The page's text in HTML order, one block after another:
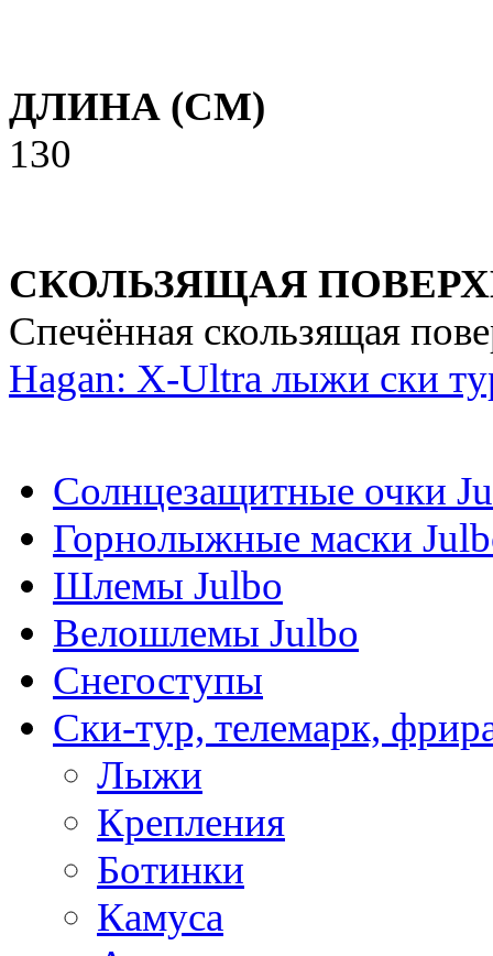
ДЛИНА (CM)
130
СКОЛЬЗЯЩАЯ
Спечённая скользящая
Hagan: X-Ultra лыжи ски
Солнцезащитные очки
Горнолыжные маски
Шлемы Julbo
Велошлемы Julbo
Снегоступы
Ски-тур, телемарк,
Лыжи
Крепления
Ботинки
Камуса